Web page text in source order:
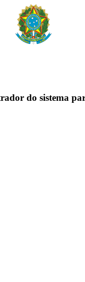
do sistema